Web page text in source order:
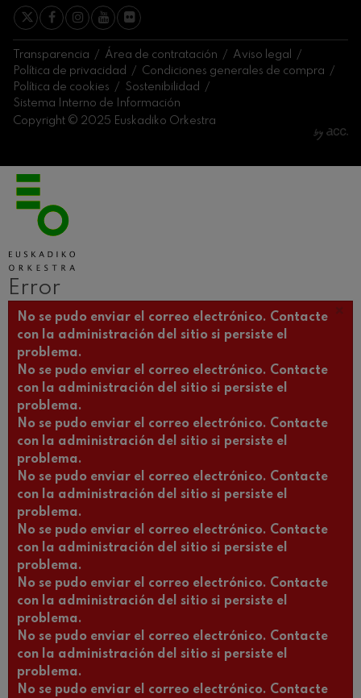
Transparencia Área de contratación
Aviso legal
Política de privacidad
Condiciones generales de compra
Política de cookies
Sostenibilidad
Sistema Interno de Información
Copyright © 2025 Euskadiko Orkestra
Error
Mensaje de error
No se pudo enviar el correo electrónico. Contacte
con la administración del sitio si persiste el
problema.
No se pudo enviar el correo electrónico. Contacte
con la administración del sitio si persiste el
problema.
No se pudo enviar el correo electrónico. Contacte
con la administración del sitio si persiste el
problema.
No se pudo enviar el correo electrónico. Contacte
con la administración del sitio si persiste el
problema.
No se pudo enviar el correo electrónico. Contacte
con la administración del sitio si persiste el
problema.
No se pudo enviar el correo electrónico. Contacte
con la administración del sitio si persiste el
problema.
No se pudo enviar el correo electrónico. Contacte
con la administración del sitio si persiste el
problema.
No se pudo enviar el correo electrónico. Contacte